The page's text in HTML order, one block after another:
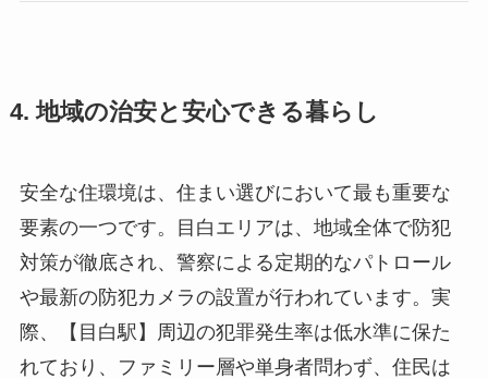
4. 地域の治安と安心できる暮らし
安全な住環境は、住まい選びにおいて最も重要な
要素の一つです。目白エリアは、地域全体で防犯
対策が徹底され、警察による定期的なパトロール
や最新の防犯カメラの設置が行われています。実
際、【目白駅】周辺の犯罪発生率は低水準に保た
れており、ファミリー層や単身者問わず、住民は